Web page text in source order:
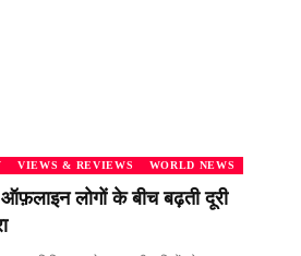
VIEWS & REVIEWS WORLD NEWS
लोगों के बीच बढ़ती दूरी